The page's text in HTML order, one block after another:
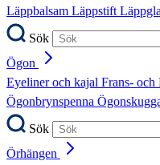
Läppbalsam Läppstift
Sök
Ögon
Eyeliner och kajal Frans-
Ögonbrynspenna
Sök
Örhängen